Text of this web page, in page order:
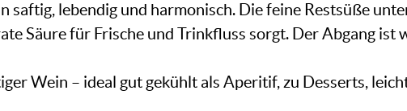
saftig, lebendig und harmonisch. Die feine Restsüße
Säure für Frische und Trinkfluss sorgt. Der Abgang ist
Wein – ideal gut gekühlt als Aperitif, zu Desserts,